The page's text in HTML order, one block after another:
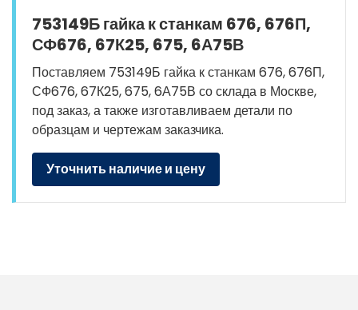
753149Б гайка к станкам 676, 676П,
СФ676, 67К25, 675, 6А75В
Поставляем 753149Б гайка к станкам 676, 676П,
СФ676, 67К25, 675, 6А75В со склада в Москве,
под заказ, а также изготавливаем детали по
образцам и чертежам заказчика.
Уточнить наличие и цену